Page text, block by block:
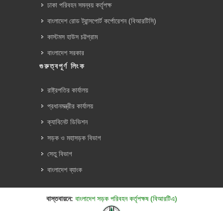
ঢাকা পরিবহন সমন্বয় কর্তৃপক্ষ
বাংলাদেশ রোড ট্রান্সপোর্ট কর্পোরেশন (বিআরটিসি)
কাস্টমস হাউস চট্টগ্রাম
বাংলাদেশ সরকার
গুরুত্বপূর্ণ লিংক
রাষ্ট্রপতির কার্যালয়
প্রধানমন্ত্রীর কার্যালয়
ক্যাবিনেট ডিভিশন
সড়ক ও মহাসড়ক বিভাগ
সেতু বিভাগ
বাংলাদেশ ব্যাংক
বাস্তবায়নে: বাংলাদেশ সড়ক পরিবহন কর্তৃপক্ষ (বিআরটিএ)